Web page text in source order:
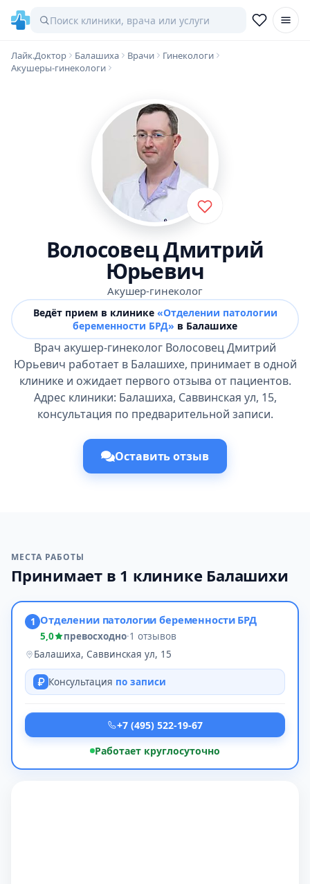
Лайк.Доктор Балашиха Врачи
Гинекологи
Акушеры-гинекологи
Волосовец Дмитрий
Юрьевич
Акушер-гинеколог
Ведёт прием в клинике «Отделении патологии
беременности БРД» в Балашихе
Врач акушер-гинеколог Волосовец Дмитрий
Юрьевич работает в Балашихе, принимает в одной
клинике и ожидает первого отзыва от пациентов.
Адрес клиники: Балашиха, Саввинская ул, 15,
консультация по предварительной записи.
Оставить отзыв
МЕСТА РАБОТЫ
Принимает в 1 клинике Балашихи
1 Отделении патологии беременности БРД
5,0 превосходно·1 отзывов
Балашиха, Саввинская ул, 15
Консультация по записи
+7 (495) 522-19-67
Работает круглосуточно